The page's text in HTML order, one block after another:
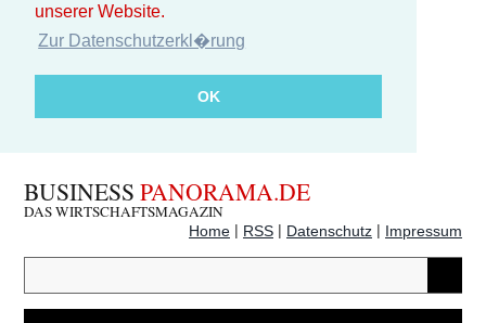
unserer Website.
Zur Datenschutzerkl�rung
OK
BUSINESS PANORAMA.DE
DAS WIRTSCHAFTSMAGAZIN
Home | RSS | Datenschutz | Impressum